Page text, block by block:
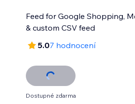
Feed for Google Shopping,
& custom CSV feed
5.07 hodnocení
Dostupné zdarma